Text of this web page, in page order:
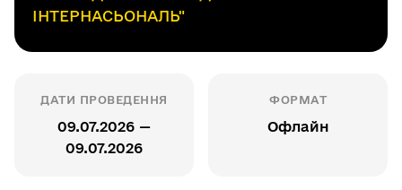
ІНТЕРНАСЬОНАЛЬ"
ДАТИ ПРОВЕДЕННЯ
09.07.2026 —
09.07.2026
ФОРМАТ
Офлайн